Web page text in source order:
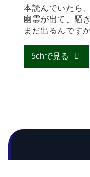
本読んでいたら
幽霊が出て、騒
まだ出るんです
5chで見る